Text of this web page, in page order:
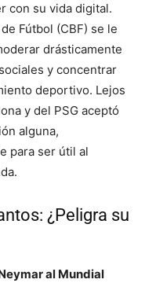
con su vida digital.
Fútbol (CBF) se le
drásticamente
y concentrar
deportivo. Lejos
y del PSG aceptó
alguna,
para ser útil al
¿Peligra su
al Mundial